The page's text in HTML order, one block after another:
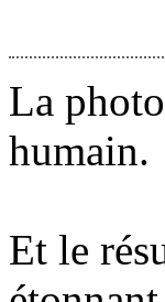
La
humain.
Et le